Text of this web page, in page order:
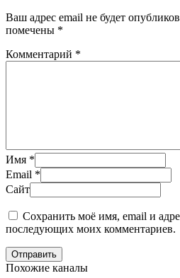
Ваш адрес email не будет
помечены *
Комментарий *
Имя *
Email *
Сайт
Сохранить моё имя, email и
последующих моих комментариев.
Отправить
Похожие каналы